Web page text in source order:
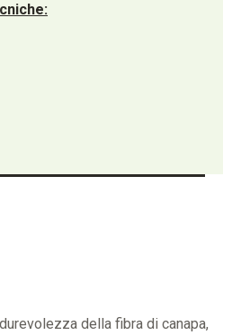
della fibra di canapa,